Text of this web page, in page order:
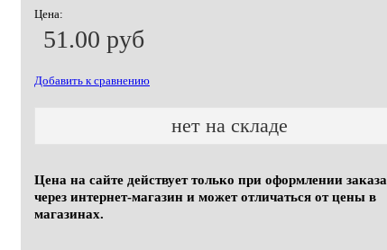
Цена:
51.00 руб
Добавить к сравнению
нет на складе
Цена на сайте действует только при оформлении заказа
через интернет-магазин и может отличаться от цены в
магазинах.